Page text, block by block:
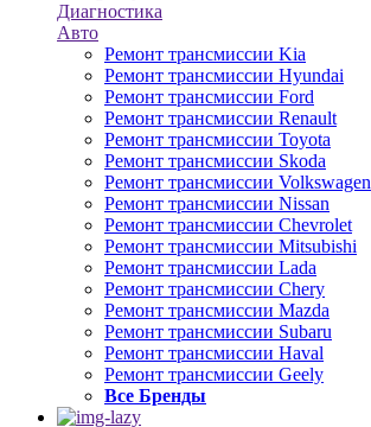
Диагностика
Авто
Ремонт трансмиссии Kia
Ремонт трансмиссии Hyundai
Ремонт трансмиссии Ford
Ремонт трансмиссии Renault
Ремонт трансмиссии Toyota
Ремонт трансмиссии Skoda
Ремонт трансмиссии Volkswagen
Ремонт трансмиссии Nissan
Ремонт трансмиссии Chevrolet
Ремонт трансмиссии Mitsubishi
Ремонт трансмиссии Lada
Ремонт трансмиссии Chery
Ремонт трансмиссии Mazda
Ремонт трансмиссии Subaru
Ремонт трансмиссии Haval
Ремонт трансмиссии Geely
Все Бренды